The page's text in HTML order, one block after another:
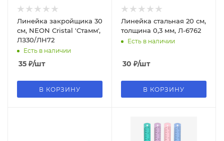
Линейка закройщика 30
см, NEON Cristal 'Стамм',
ЛЗ30/ЛН72
Есть в наличии
35 ₽/шт
В КОРЗИНУ
Линейка стальная 20 см,
толщина 0,3 мм, Л-6762
Есть в наличии
30 ₽/шт
В КОРЗИНУ